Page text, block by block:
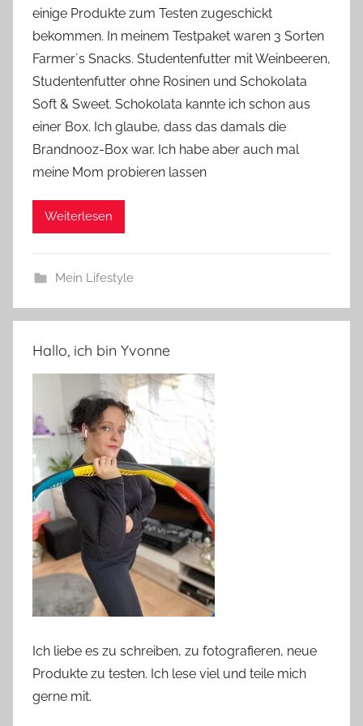
n
n
e
einige Produkte zum Testen zugeschickt
bekommen. In meinem Testpaket waren 3 Sorten
Farmer´s Snacks. Studentenfutter mit Weinbeeren,
Studentenfutter ohne Rosinen und Schokolata
Soft & Sweet. Schokolata kannte ich schon aus
einer Box. Ich glaube, dass das damals die
Brandnooz-Box war. Ich habe aber auch mal
meine Mom probieren lassen
Weiterlesen
Mein Lifestyle
Hallo, ich bin Yvonne
Ich liebe es zu schreiben, zu fotografieren, neue
Produkte zu testen. Ich lese viel und teile mich
gerne mit.